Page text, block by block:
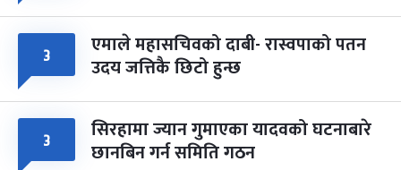
३ एमाले महासचिवको दाबी- रास्वपाको पतन
उदय जत्तिकै छिटो हुन्छ
३ सिरहामा ज्यान गुमाएका यादवको घटनाबारे
छानबिन गर्न समिति गठन